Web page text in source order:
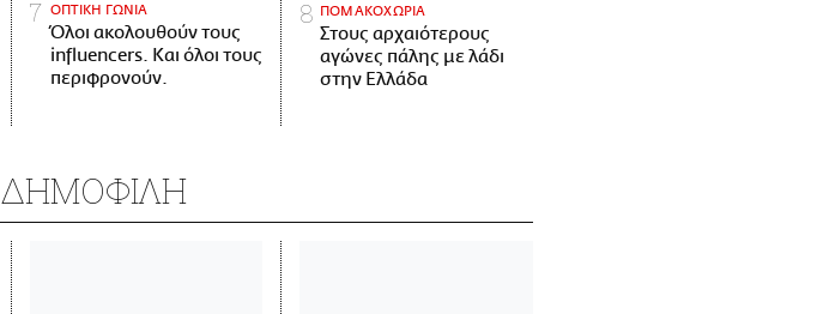
ΟΠΤΙΚΗ ΓΩΝΙΑ
Όλοι ακολουθούν τους
influencers. Και όλοι τους
περιφρονούν.
ΠΟΜΑΚΟΧΩΡΙΑ
Στους αρχαιότερους
αγώνες πάλης με λάδι
στην Ελλάδα
ΔΗΜΟΦΙΛΗ